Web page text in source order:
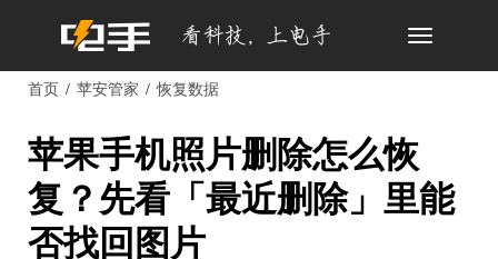
Toggle
首页 苹安管家 恢复数据
苹果手机照片删除怎么恢
复？先看「最近删除」里能
否找回图片